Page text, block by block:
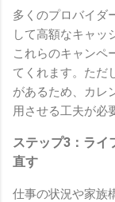
多くのプロバイダ
して高額なキャッ
これらのキャンペ
てくれます。ただ
があるため、カレ
用させる工夫が必
ステップ3：ライ
直す
仕事の状況や家族